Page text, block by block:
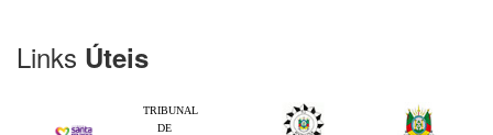
Links Úteis
TRIBUNAL
DE